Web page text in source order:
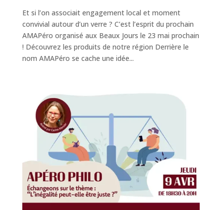
Et si l’on associait engagement local et moment
convivial autour d’un verre ? C’est l’esprit du prochain
AMAPéro organisé aux Beaux Jours le 23 mai prochain
! Découvrez les produits de notre région Derrière le
nom AMAPéro se cache une idée...